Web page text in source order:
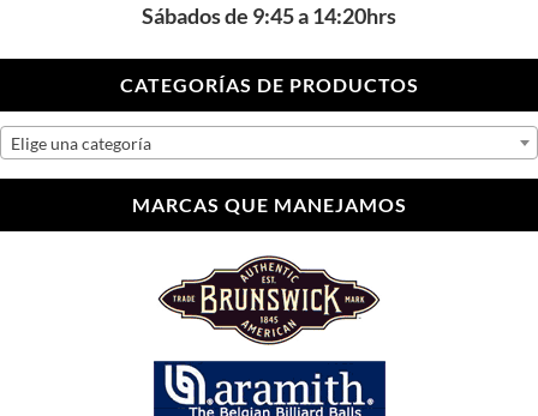
Sábados de 9:45 a 14:20hrs
CATEGORÍAS DE PRODUCTOS
Elige una categoría
MARCAS QUE MANEJAMOS